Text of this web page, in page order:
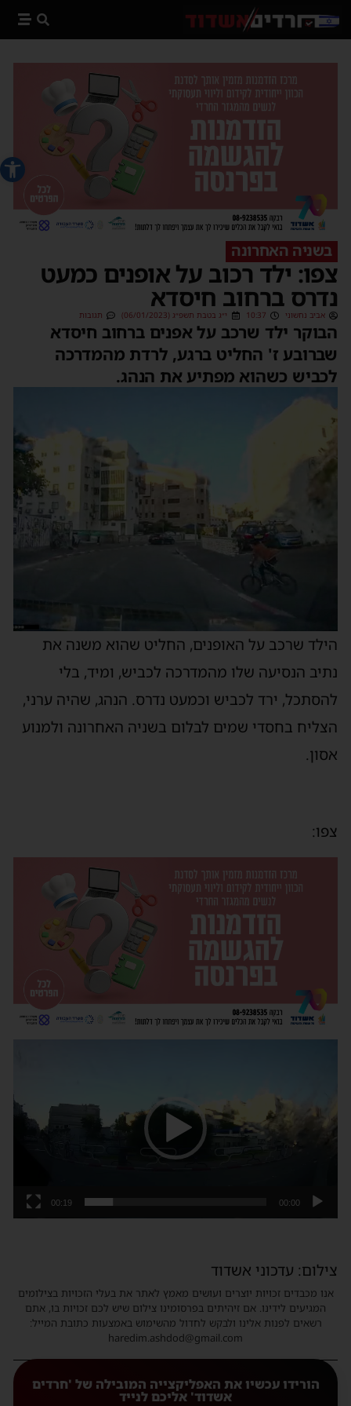
פתח
בשניה האחרונה
צפו: ילד רכוב על אופנים כמעט
נדרס ברחוב חיסדא
אביב נחשוני 10:37 י״ג בטבת תשפ״ג (06/01/2023) תגובות
הבוקר ילד שרכב על אפנים ברחוב חיסדא
שברובע ז' החליט ברגע, לרדת מהמדרכה
לכביש כשהוא מפתיע את הנהג.
הילד שרכב על האופנים, החליט שהוא משנה את
נתיב הנסיעה שלו מהמדרכה לכביש, ומיד, בלי
להסתכל, ירד לכביש וכמעט נדרס. הנהג, שהיה ערני,
הצליח בחסדי שמים לבלום בשניה האחרונה ולמנוע
אסון.
צפו:
00:00
00:19
צילום: עדכוני אשדוד
אנו מכבדים זכויות יוצרים ועושים מאמץ לאתר את בעלי הזכויות בצילומים
המגיעים לידינו. אם זיהיתים בפרסומינו צילום שיש לכם זכויות בו, אתם
רשאים לפנות אלינו ולבקש לחדול מהשימוש באמצעות כתובת המייל:
haredim.ashdod@gmail.com
הורידו עכשיו את האפליקצייה המובילה של 'חרדים
אשדוד' אליכם לנייד